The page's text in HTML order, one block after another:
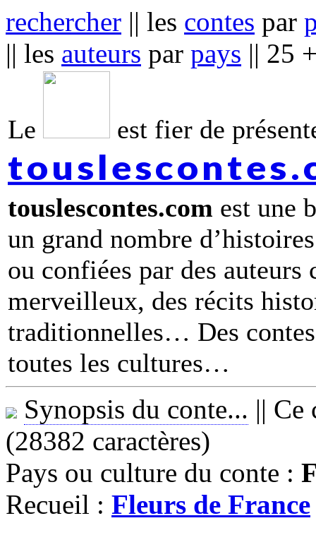
rechercher || les contes par
|| les auteurs par pays || 25
Le est fier de
touslescontes.com est une
un grand nombre
ou confiées par des
merveilleux, des récits
traditionnelles… Des
toutes les cultures
Synopsis du conte... || Ce
(28382 caractères)
Pays ou culture du conte :
Recueil : Fleurs de France